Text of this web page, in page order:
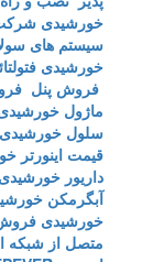
خورشیدی
سیستم های
خورشیدی
فروش پنل
ماژول
سلول خورشیدی
قیمت اینورتر
داریور خورشیدی
آبگرمکن
خورشیدی
متصل از شبکه